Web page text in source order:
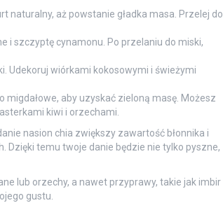
naturalny, aż powstanie gładka masa. Przelej do
i szczyptę cynamonu. Po przelaniu do miski,
Udekoruj wiórkami kokosowymi i świeżymi
migdałowe, aby uzyskać zieloną masę. Możesz
kiwi i orzechami.
nasion chia zwiększy zawartość błonnika i
Dzięki temu twoje danie będzie nie tylko pyszne,
lub orzechy, a nawet przyprawy, takie jak imbir
gustu.